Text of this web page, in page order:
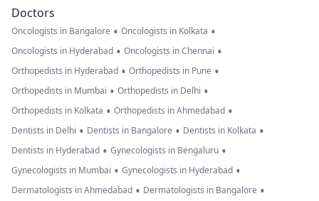
Doctors
Oncologists in Bangalore • Oncologists in Kolkata •
Oncologists in Hyderabad • Oncologists in Chennai •
Orthopedists in Hyderabad • Orthopedists in Pune •
Orthopedists in Mumbai • Orthopedists in Delhi •
Orthopedists in Kolkata • Orthopedists in Ahmedabad •
Dentists in Delhi • Dentists in Bangalore • Dentists in Kolkata •
Dentists in Hyderabad • Gynecologists in Bengaluru •
Gynecologists in Mumbai • Gynecologists in Hyderabad •
Dermatologists in Ahmedabad • Dermatologists in Bangalore •